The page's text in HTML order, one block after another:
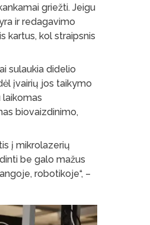
griežti. Jeigu
ir redagavimo
kartus, kol straipsnis
sulaukia didelio
įvairių jos taikymo
laikomas
biovaizdinimo,
į mikrolazerių
be galo mažus
robotikoje“, –